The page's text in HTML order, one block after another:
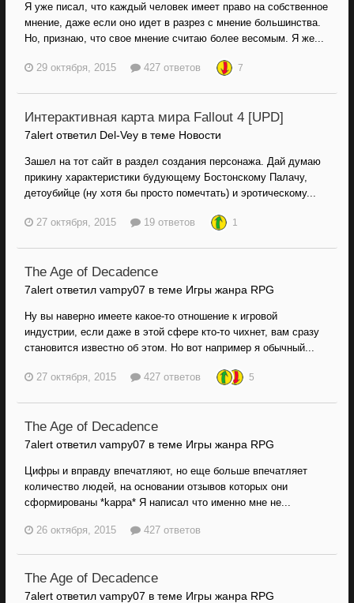
Я уже писал, что каждый человек имеет право на собственное
мнение, даже если оно идет в разрез с мнение большинства.
Но, признаю, что свое мнение считаю более весомым. Я же...
29 октября, 2015 427 ответов 7
Интерактивная карта мира Fallout 4 [UPD]
7alert ответил Del-Vey в теме Новости
Зашел на тот сайт в раздел создания персонажа. Дай думаю
прикину характеристики будующему Бостонскому Палачу,
детоубийце (ну хотя бы просто помечтать) и эротическому...
27 октября, 2015 19 ответов 1
The Age of Decadence
7alert ответил vampy07 в теме Игры жанра RPG
Ну вы наверно имеете какое-то отношение к игровой
индустрии, если даже в этой сфере кто-то чихнет, вам сразу
становится известно об этом. Но вот например я обычный...
27 октября, 2015 427 ответов 5
The Age of Decadence
7alert ответил vampy07 в теме Игры жанра RPG
Цифры и вправду впечатляют, но еще больше впечатляет
количество людей, на основании отзывов которых они
сформированы *kappa* Я написал что именно мне не...
26 октября, 2015 427 ответов
The Age of Decadence
7alert ответил vampy07 в теме Игры жанра RPG